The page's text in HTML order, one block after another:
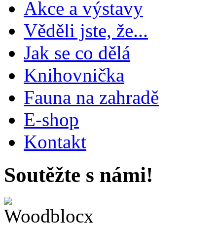
Akce a výstavy
Věděli jste, že...
Jak se co dělá
Knihovnička
Fauna na zahradě
E-shop
Kontakt
Soutěžte s námi!